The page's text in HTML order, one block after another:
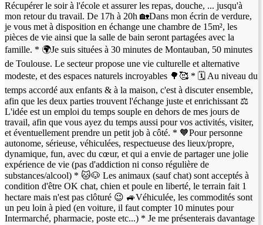
Récupérer le soir à l'école et assurer les repas, douche, ... jusqu'à
mon retour du travail. De 17h à 20h 🏡Dans mon écrin de verdure,
je vous met à disposition en échange une chambre de 15m², les
pièces de vie ainsi que la salle de bain seront partagées avec la
famille. * 🌍Je suis situées à 30 minutes de Montauban, 50 minutes
de Toulouse. Le secteur propose une vie culturelle et alternative
modeste, et des espaces naturels incroyables 🌳🥰 * 🗓 Au niveau du
temps accordé aux enfants & à la maison, c'est à discuter ensemble,
afin que les deux parties trouvent l'échange juste et enrichissant ⚖️
L'idée est un emploi du temps souple en dehors de mes jours de
travail, afin que vous ayez du temps aussi pour vos activités, visiter,
et éventuellement prendre un petit job à côté. * 🧡Pour personne
autonome, sérieuse, véhiculées, respectueuse des lieux/propre,
dynamique, fun, avec du cœur, et qui a envie de partager une jolie
expérience de vie (pas d'addiction ni conso régulière de
substances/alcool) * 🐱🐶 Les animaux (sauf chat) sont acceptés à
condition d'être OK chat, chien et poule en liberté, le terrain fait 1
hectare mais n'est pas clôturé 😉 🚙Véhiculée, les commodités sont
un peu loin à pied (en voiture, il faut compter 10 minutes pour
Intermarché, pharmacie, poste etc...) * Je me présenterais davantage